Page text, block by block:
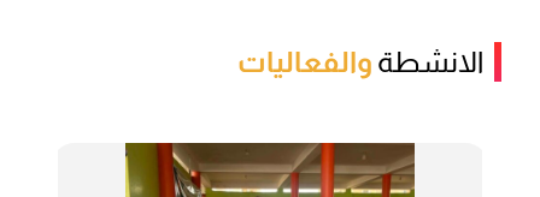
الانشطة والفعاليات